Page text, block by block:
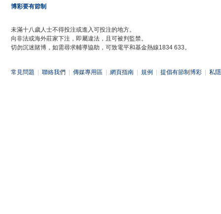
博彩要有節制
未滿十八歲人士不得投注或進入可投注的地方。
向非法或海外莊家下注，即屬違法，且可被判監禁。
切勿沉迷賭博，如需尋求輔導協助，可致電平和基金熱線1834 633。
常見問題 聯絡我們 傳媒專用區 網頁指南 規例 提倡有節制博彩 私